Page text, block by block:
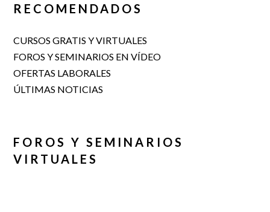
RECOMENDADOS
CURSOS GRATIS Y VIRTUALES
FOROS Y SEMINARIOS EN VÍDEO
OFERTAS LABORALES
ÚLTIMAS NOTICIAS
FOROS Y SEMINARIOS
VIRTUALES